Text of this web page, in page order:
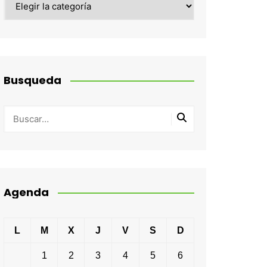
Busqueda
Agenda
L M X J V S D
1 2 3 4 5 6